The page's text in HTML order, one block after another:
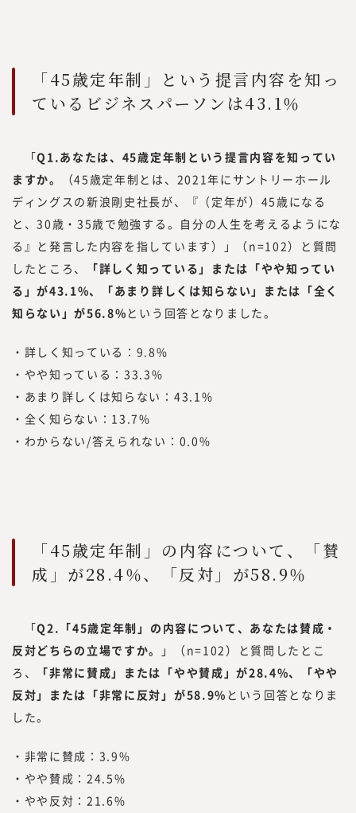
た。国内最大級のプロフェッショナル人材の
ためのプラットフォームとして、多くのプロ
フェッショナル人材の働き方や、企業でのプ
た知見をもって、フラットな目線で「本当に
必要とされる情報」を提供していきたいと思
っております。
「本当に必要とされる情報」を提供するため
には、われわれが欲しい情報を提供するので
はなく、読者の目線で調査・研究をした情報
を提供する必要があります。
読者は、新しい働き方を実践したり、新規事
業、人的資本経営／リスキリング、サステナ
者」です。
つまり、読者の目線で活動するには、みらい
ワークス総合研究所に携わる編集者、記者、
執筆者、われわれ自身も「挑戦者」である必
要があります。われわれ自身も「挑戦者」で
「45歳定年制」という提言内容を知っ
ているビジネスパーソンは43.1％
「Q1.あなたは、45歳定年制という提言内容を知ってい
ますか。
（45歳定年制とは、2021年にサントリーホール
ディングスの新浪剛史社長が、『（定年が）45歳になる
と、30歳・35歳で勉強する。自分の人生を考えるようにな
る』と発言した内容を指しています）」（n=102）と質問
したところ、
「詳しく知っている」または「やや知ってい
る」が43.1%、「あまり詳しくは知らない」または「全く
知らない」が56.8% という回答となりました。
・詳しく知っている：9.8%
・やや知っている：33.3%
・あまり詳しくは知らない：43.1%
・全く知らない：13.7%
・わからない/答えられない：0.0%
「45歳定年制」の内容について、「賛
成」が28.4％、「反対」が58.9％
「Q2.「45歳定年制」の内容について、あなたは賛成・
反対どちらの立場ですか。
」（n=102）と質問したとこ
ろ、
「非常に賛成」または「やや賛成」が28.4%、「やや
反対」または「非常に反対」が58.9% という回答となりま
した。
・非常に賛成：3.9%
・やや賛成：24.5%
・やや反対：21.6%